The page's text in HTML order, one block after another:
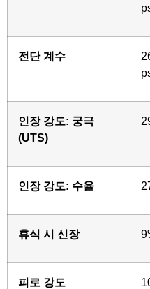
전단 계수
인장 강도: 궁극
(UTS)
인장 강도: 수율
휴식 시 신장
피로 강도